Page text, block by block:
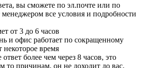
вы сможете по эл.почте или по
менеджером все условия и подробности
от 3 до 6 часов
и офис работает по сокращенному
некоторое время
более чем через 8 часов, это
то причинам, он не доходит до вас.